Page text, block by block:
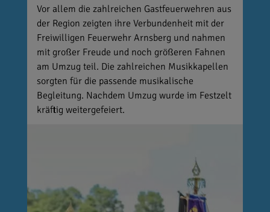
Vor allem die zahlreichen Gastfeuerwehren aus
der Region zeigten ihre Verbundenheit mit der
Freiwilligen Feuerwehr Arnsberg und nahmen
mit großer Freude und noch größeren Fahnen
am Umzug teil. Die zahlreichen Musikkapellen
sorgten für die passende musikalische
Begleitung. Nachdem Umzug wurde im Festzelt
kräftig weitergefeiert.